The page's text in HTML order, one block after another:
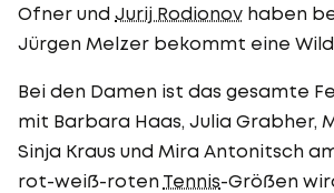
Ofner und Jurij Rodionov haben
Jürgen Melzer bekommt eine
Bei den Damen ist das gesamte
mit Barbara Haas, Julia Grabher,
Sinja Kraus und Mira Antonitsch
rot-weiß-roten Tennis-Größen